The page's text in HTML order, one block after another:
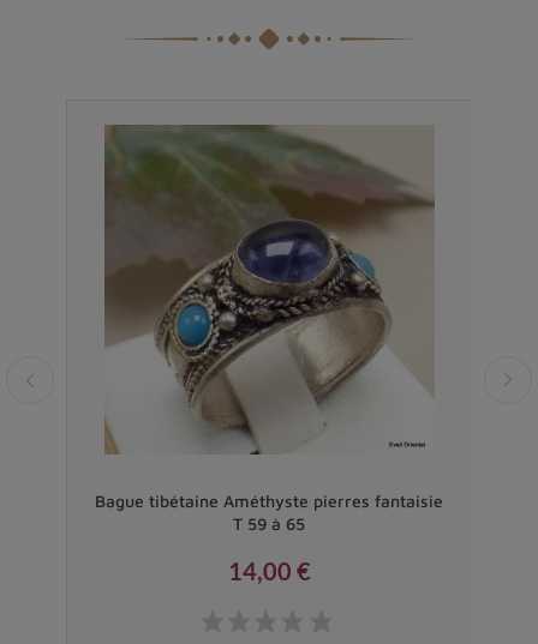
Bague tibétaine Améthyste pierres fantaisie
T 59 à 65
14,00 €